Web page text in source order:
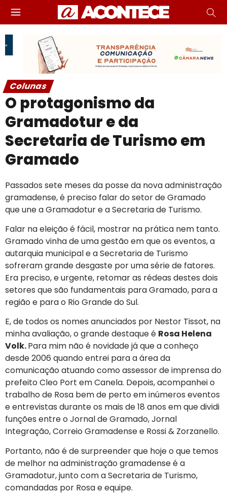
Colunas
O protagonismo da
Gramadotur e da
Secretaria de Turismo em
Gramado
Passados sete meses da posse da nova administração
gramadense, é preciso falar do setor de Gramado
que une a Gramadotur e a Secretaria de Turismo.
Falar na eleição é fácil, mostrar na prática nem tanto.
Gramado vinha de uma gestão em que os eventos, a
autarquia municipal e a Secretaria de Turismo
sofreram grande desgaste por uma série de fatores.
Era preciso, e urgente, retomar as rédeas destes dois
setores que são fundamentais para Gramado, para a
região e para o Rio Grande do Sul.
E, de todos os nomes anunciados por Nestor Tissot, na
minha avaliação, o grande destaque é Rosa Helena
Volk.Para mim não é novidade já que a conheço
desde 2006 quando entrei para a área da
comunicação atuando como assessor de imprensa do
prefeito Cleo Port em Canela. Depois, acompanhei o
trabalho de Rosa bem de perto em inúmeros eventos
e entrevistas durante os mais de 18 anos em que dividi
funções entre o Jornal de Gramado, Jornal
Integração, Correio Gramadense e Rossi & Zorzanello.
Portanto, não é de surpreender que hoje o que temos
de melhor na administração gramadense é a
Gramadotur, junto com a Secretaria de Turismo,
comandadas por Rosa e equipe.